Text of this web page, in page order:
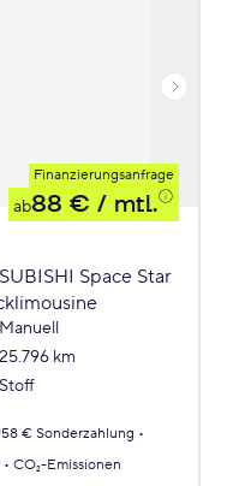
Finanzierungsanfrage
ab88 € / mtl.
Space Star
Manuell
25.796 km
Stoff
€ Sonderzahlung
CO₂-Emissionen